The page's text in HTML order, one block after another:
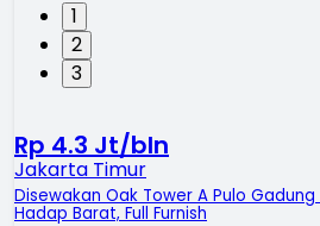
1
2
3
Rp 4.3 Jt/bln
Jakarta Timur
Disewakan Oak Tower A Pulo
Hadap Barat, Full Furnish